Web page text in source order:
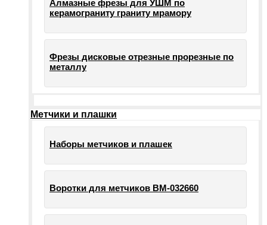
Алмазные фрезы для УШМ по
керамограниту граниту мрамору
Фрезы дисковые отрезные прорезные по
металлу
Метчики и плашки
Наборы метчиков и плашек
Воротки для метчиков ВМ-032660